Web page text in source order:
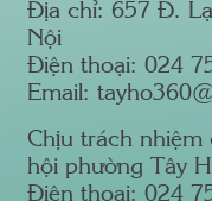
Địa chỉ: 657 Đ.
Nội
Điện thoại: 024
Email:
Chịu trách nhiệm
hội phường Tây
Điện thoại: 024